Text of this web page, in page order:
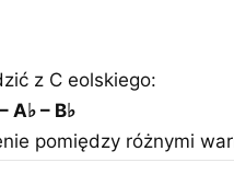
z C eolskiego:
A♭ – B♭
pomiędzy różnymi